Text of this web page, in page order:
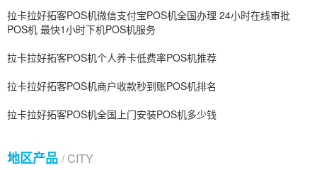
拉卡拉好拓客POS机微信支付宝POS机全国办理 24小时在线审批
POS机 最快1小时下机POS机服务
拉卡拉好拓客POS机个人养卡低费率POS机推荐
拉卡拉好拓客POS机商户收款秒到账POS机排名
拉卡拉好拓客POS机全国上门安装POS机多少钱
地区产品 / CITY